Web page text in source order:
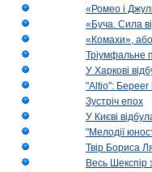
«Ромео і
«Буча. Сила
«Комахи»,
Тріумфальне
У Харкові
"Altio": Береer
Зустріч епох
У Києві
"Мелодії
Твір Бориса
Весь Шекспір